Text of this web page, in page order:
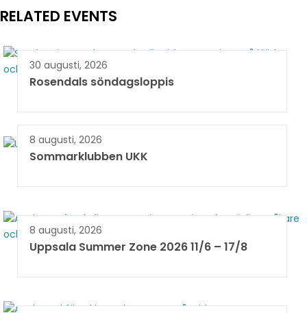
RELATED EVENTS
30 augusti, 2026
Rosendals söndagsloppis
8 augusti, 2026
Sommarklubben UKK
8 augusti, 2026
Uppsala Summer Zone 2026 11/6 – 17/8 ​